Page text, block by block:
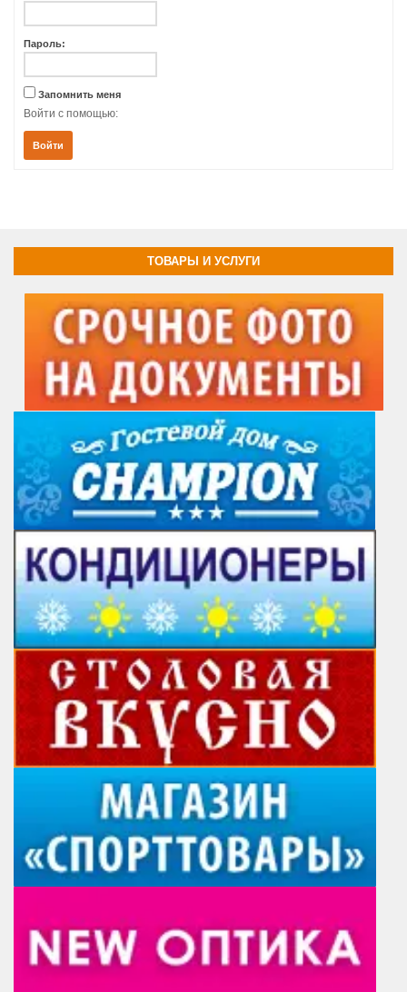
Пароль:
Запомнить меня
Войти с помощью:
Войти
ТОВАРЫ И УСЛУГИ